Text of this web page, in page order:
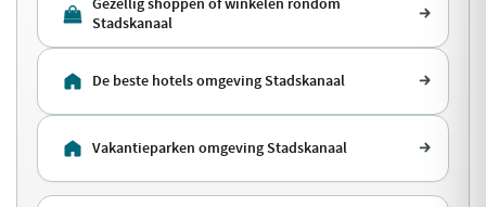
Stadskanaal
De beste hotels omgeving Stadskanaal
Vakantieparken omgeving Stadskanaal